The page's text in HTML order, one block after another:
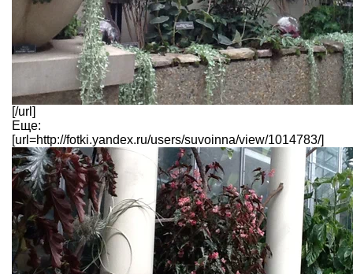
[/url]
Еще:
[url=http://fotki.yandex.ru/users/suvoinna/view/1014783/]